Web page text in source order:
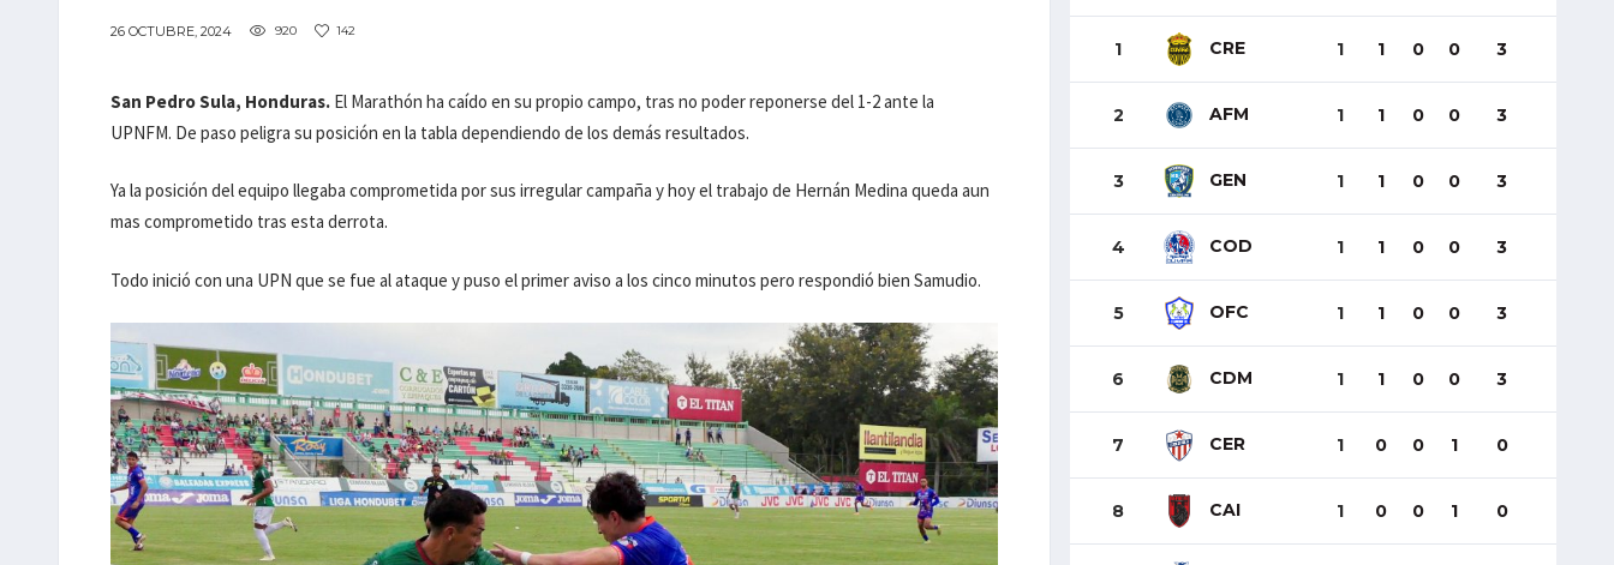
26 OCTUBRE, 2024 920 142
San Pedro Sula, Honduras. El Marathón ha caído en su propio campo, tras no poder reponerse del 1-2 ante la
UPNFM. De paso peligra su posición en la tabla dependiendo de los demás resultados.
Ya la posición del equipo llegaba comprometida por sus irregular campaña y hoy el trabajo de Hernán Medina queda aun
mas comprometido tras esta derrota.
Todo inició con una UPN que se fue al ataque y puso el primer aviso a los cinco minutos pero respondió bien Samudio.
1 CRE 1 1 0 0 3
2 AFM 1 1 0 0 3
3 GEN 1 1 0 0 3
4 COD 1 1 0 0 3
5 OFC 1 1 0 0 3
6 CDM 1 1 0 0 3
7 CER 1 0 0 1 0
8 CAI 1 0 0 1 0